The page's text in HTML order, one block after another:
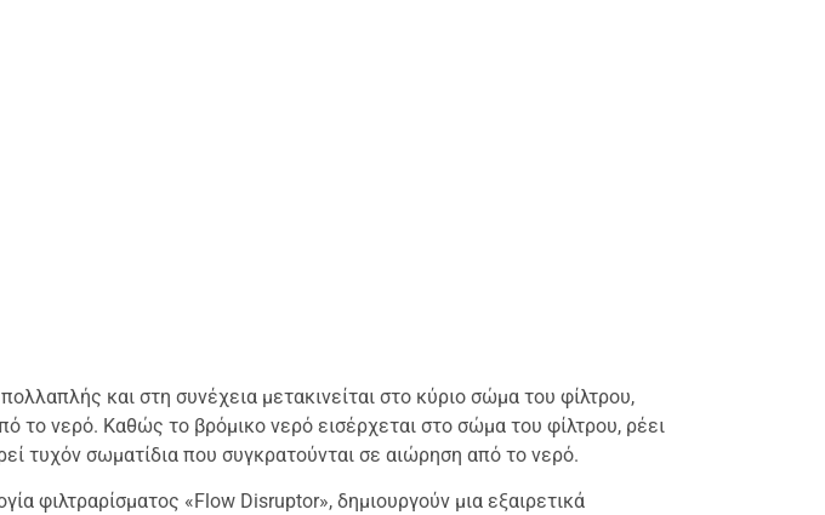
και στη συνέχεια μετακινείται στο κύριο σώμα του φίλτρου,
το νερό. Καθώς το βρόμικο νερό εισέρχεται στο σώμα του φίλτρου, ρέει
τυχόν σωματίδια που συγκρατούνται σε αιώρηση από το νερό.
φιλτραρίσματος «Flow Disruptor», δημιουργούν μια εξαιρετικά